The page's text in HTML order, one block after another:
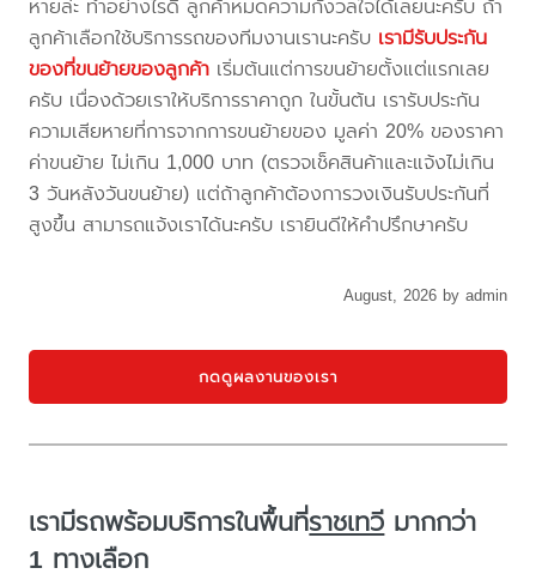
หายล่ะ ทำอย่างไรดี ลูกค้าหมดความกังวลใจได้เลยนะครับ ถ้า
ลูกค้าเลือกใช้บริการรถของทีมงานเรานะครับ เรามีรับประกัน
ของที่ขนย้ายของลูกค้า เริ่มต้นแต่การขนย้ายตั้งแต่แรกเลย
ครับ เนื่องด้วยเราให้บริการราคาถูก ในขั้นต้น เรารับประกัน
ความเสียหายที่การจากการขนย้ายของ มูลค่า 20% ของราคา
ค่าขนย้าย ไม่เกิน 1,000 บาท (ตรวจเช็คสินค้าและแจ้งไม่เกิน
3 วันหลังวันขนย้าย) แต่ถ้าลูกค้าต้องการวงเงินรับประกันที่
สูงขึ้น สามารถแจ้งเราได้นะครับ เรายินดีให้คำปรึกษาครับ
August, 2026 by admin
กดดูผลงานของเรา
เรามีรถพร้อมบริการในพื้นที่ราชเทวี มากกว่า
1 ทางเลือก